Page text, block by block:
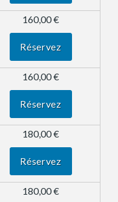
160,00 €
Réservez
160,00 €
Réservez
180,00 €
Réservez
180,00 €